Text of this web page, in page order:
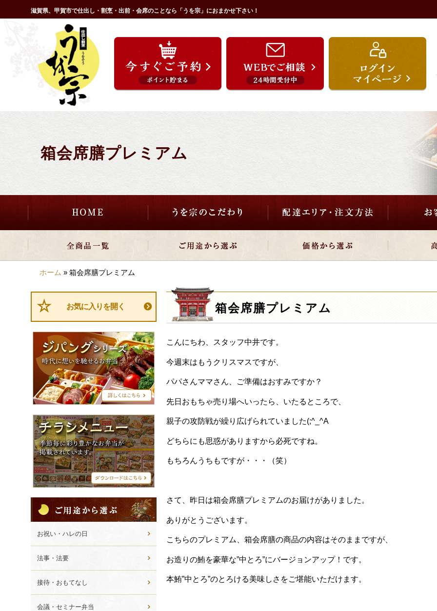
ン
滋賀県、甲賀市で仕出し・割烹・出前・会席のことなら「うを宗」におまかせ下さい！
箱会席膳プレミアム
HOME うを宗のこだわり 配達エリア・注文方法
ご用途から選ぶ 価格から選ぶ
ホーム » 箱会席膳プレミアム
箱会席膳プレミアム
こんにちわ、スタッフ中井です。
今週末はもうクリスマスですが、
パパさんママさん、ご準備はおすみですか？
先日おもちゃ売り場へいったら、いたるところで、
親子の攻防戦が繰り広げられていました(;^_^A
どちらにも思惑がありますから必死ですね。
もちろんうちもですが・・・（笑）
さて、昨日は箱会席膳プレミアムのお届けがありました。
ありがとうございます。
こちらのプレミアム、箱会席膳の商品の内容はそのままですが、
お造りの鮪を豪華な”中とろ”にバージョンアップ！です。
本鮪”中とろ”のとろける美味しさをご堪能いただけます。
お気に入りを開く
ジ
ン
グ
ー
ズ
チ
ラ
シ
メ
ニ
ュ
ー
用
途
か
ら
選
ぶ
お祝い・ハレの日
法事・法要
接待・おもてなし
会議・セミナー弁当